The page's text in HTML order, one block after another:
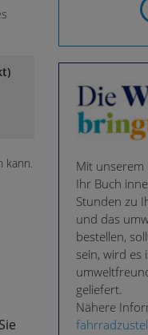
kann.
Mit unserem
Ihr Buch
Stunden zu
und das
bestellen,
sein, wird es
geliefert.
Nähere